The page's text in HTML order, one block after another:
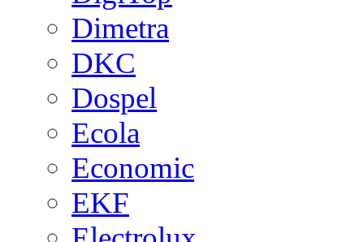
Dimetra
DKC
Dospel
Ecola
Economic
EKF